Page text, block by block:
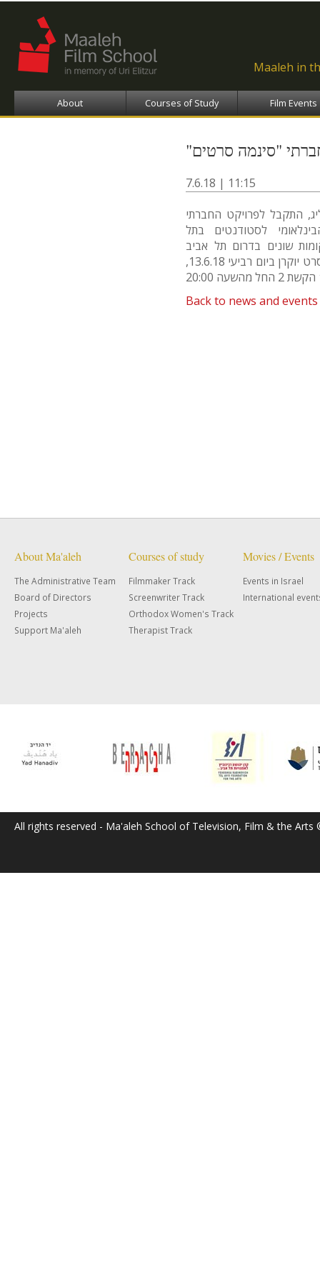
Maaleh in
About Courses of Study Film Events
7.6.18 | 11:15
התקבל לפרויקט החברתי
לסטודנטים בתל
שונים בדרום תל אביב
במטרה לחשוף אנשים לאמנות ולקולנוע. הסרט יוקרן ביום רביעי 13.6.18,
Back to news and
About Ma'aleh
The Administrative Team
Board of Directors
Projects
Support Ma'aleh
Courses of study
Filmmaker Track
Screenwriter Track
Orthodox Women's Track
Therapist Track
Movies / Events
Events in Israel
International
All rights reserved - Ma'aleh School of Television, Film & the